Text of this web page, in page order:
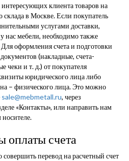
интересующих клиента товаров на
склада в Москве. Если покупатель
услугами доставки,
нас мебели, необходимо также
оформления счета и подготовки
(накладные, счета-
чеки и т. д.) от покупателя
юридического лица либо
– физического лица. Это можно
sale@mebmetall.ru, через
«Контакты», или направить нам
счета
перевод на расчетный счет